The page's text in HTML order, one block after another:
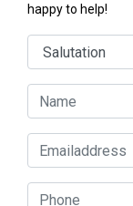
happy to help!